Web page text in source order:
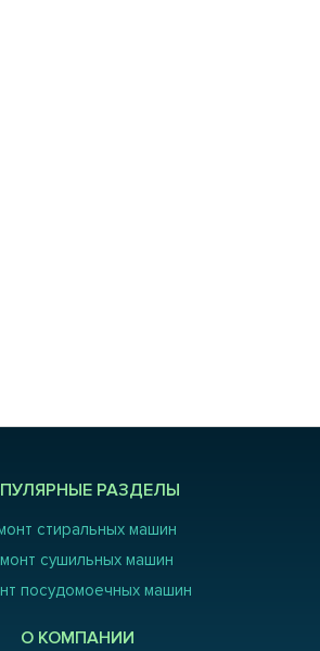
РАЗДЕЛЫ
стиральных машин
сушильных машин
посудомоечных машин
О КОМПАНИИ